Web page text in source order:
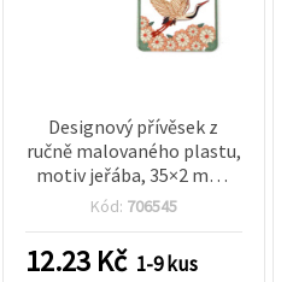
Designový přívěsek z
ručně malovaného plastu,
motiv jeřába, 35×2 mm,
otvor 1 mm, na výrobu
Kód: 706545
12.23 Kč 1-9 kus